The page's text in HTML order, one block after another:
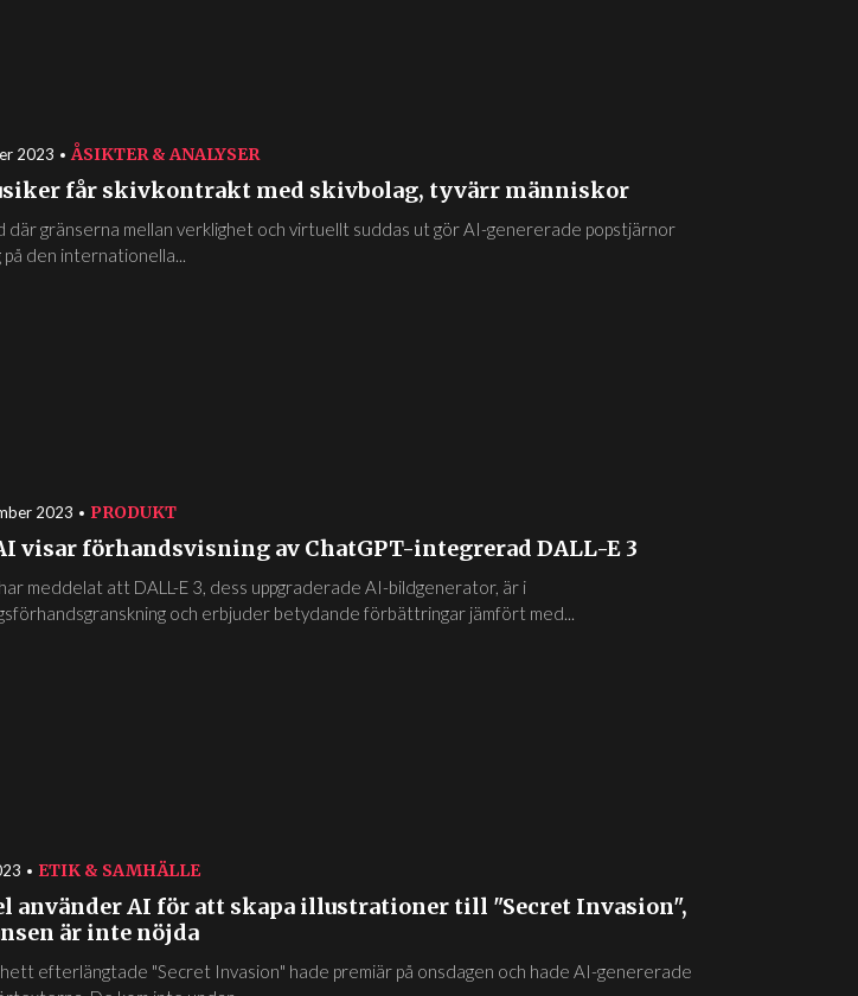
2023 ÅSIKTER & ANALYSER
får skivkontrakt med skivbolag, tyvärr människor
där gränserna mellan verklighet och virtuellt suddas ut gör AI-genererade popstjärnor
den internationella...
2023 PRODUKT
visar förhandsvisning av ChatGPT-integrerad DALL-E 3
meddelat att DALL-E 3, dess uppgraderade AI-bildgenerator, är i
och erbjuder betydande förbättringar jämfört med...
ETIK & SAMHÄLLE
använder AI för att skapa illustrationer till "Secret Invasion",
är inte nöjda
efterlängtade "Secret Invasion" hade premiär på onsdagen och hade AI-genererade